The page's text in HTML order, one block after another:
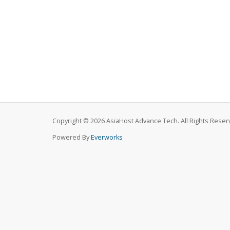
Copyright © 2026 AsiaHost Advance Tech. All Rights
Powered ByEverworks